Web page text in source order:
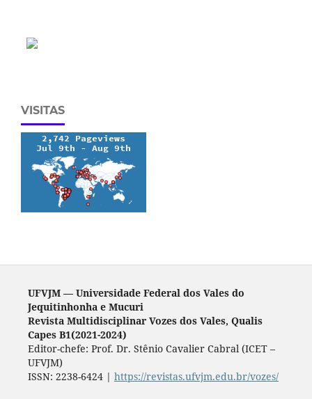
VISITAS
UFVJM — Universidade Federal dos Vales do
Jequitinhonha e Mucuri
Revista Multidisciplinar Vozes dos Vales, Qualis
Capes B1(2021-2024)
Editor-chefe: Prof. Dr. Stênio Cavalier Cabral (ICET –
UFVJM)
ISSN: 2238-6424 | https://revistas.ufvjm.edu.br/vozes/